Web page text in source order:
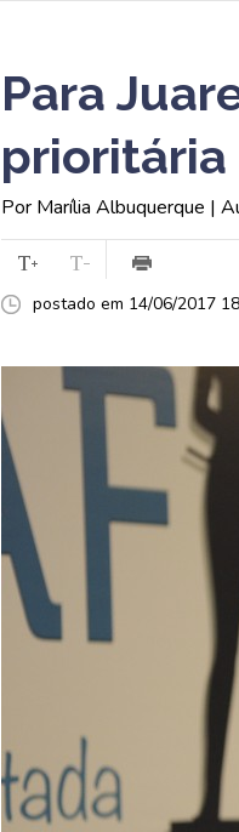
Para
prioritária
Por Marília Albuquerque |
postado em 14/06/2017